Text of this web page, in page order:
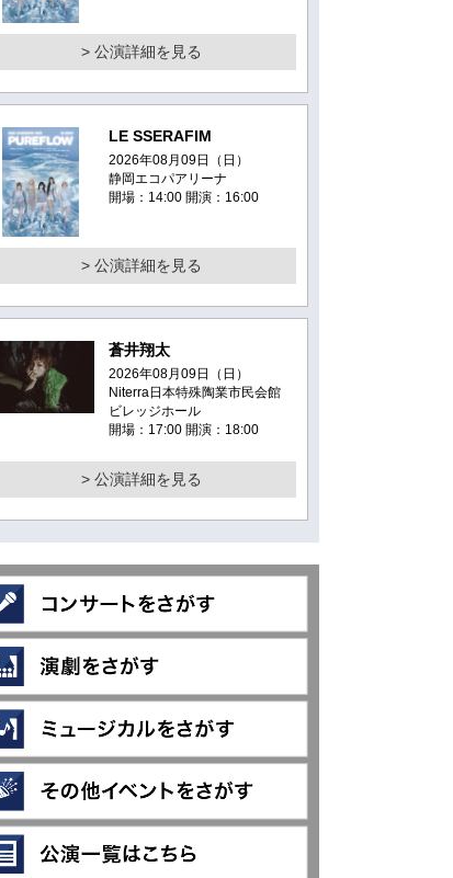
> 公演詳細を見る
LE SSERAFIM
2026年08月09日（日）
静岡エコパアリーナ
開場：14:00 開演：16:00
> 公演詳細を見る
蒼井翔太
2026年08月09日（日）
Niterra日本特殊陶業市民会館
ビレッジホール
開場：17:00 開演：18:00
> 公演詳細を見る